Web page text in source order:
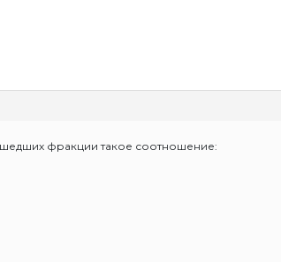
фракции такое соотношение: